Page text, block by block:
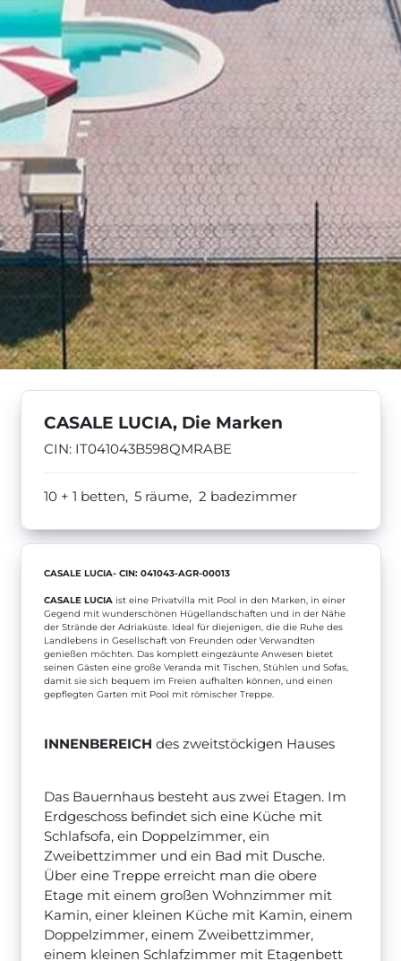
CASALE LUCIA, Die Marken
CIN: IT041043B598QMRABE
10 + 1 betten, 5 räume, 2 badezimmer
CASALE LUCIA- CIN: 041043-AGR-00013
CASALE LUCIA ist eine Privatvilla mit Pool in den Marken, in einer
Gegend mit wunderschönen Hügellandschaften und in der Nähe
der Strände der Adriaküste.Ideal für diejenigen, die die Ruhe des
Landlebens in Gesellschaft von Freunden oder Verwandten
genießen möchten. Das komplett eingezäunte Anwesen bietet
seinen Gästen eine große Veranda mit Tischen, Stühlen und Sofas,
damit sie sich bequem im Freien aufhalten können, und einen
gepflegten Garten mit Pool mit römischer Treppe.
INNENBEREICH des zweitstöckigen Hauses
Das Bauernhaus besteht aus zwei Etagen. Im
Erdgeschoss befindet sich eine Küche mit
Schlafsofa, ein Doppelzimmer, ein
Zweibettzimmer und ein Bad mit Dusche.
Über eine Treppe erreicht man die obere
Etage mit einem großen Wohnzimmer mit
Kamin, einer kleinen Küche mit Kamin, einem
Doppelzimmer, einem Zweibettzimmer,
einem kleinen Schlafzimmer mit Etagenbett